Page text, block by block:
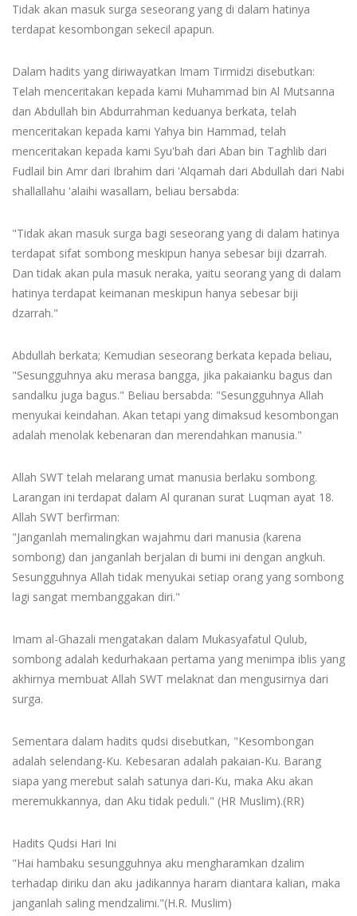
Tidak akan masuk surga seseorang yang di dalam hatinya
terdapat kesombongan sekecil apapun.
Dalam hadits yang diriwayatkan Imam Tirmidzi disebutkan:
Telah menceritakan kepada kami Muhammad bin Al Mutsanna
dan Abdullah bin Abdurrahman keduanya berkata, telah
menceritakan kepada kami Yahya bin Hammad, telah
menceritakan kepada kami Syu'bah dari Aban bin Taghlib dari
Fudlail bin Amr dari Ibrahim dari 'Alqamah dari Abdullah dari Nabi
shallallahu 'alaihi wasallam, beliau bersabda:
"Tidak akan masuk surga bagi seseorang yang di dalam hatinya
terdapat sifat sombong meskipun hanya sebesar biji dzarrah.
Dan tidak akan pula masuk neraka, yaitu seorang yang di dalam
hatinya terdapat keimanan meskipun hanya sebesar biji
dzarrah."
Abdullah berkata; Kemudian seseorang berkata kepada beliau,
"Sesungguhnya aku merasa bangga, jika pakaianku bagus dan
sandalku juga bagus." Beliau bersabda: "Sesungguhnya Allah
menyukai keindahan. Akan tetapi yang dimaksud kesombongan
adalah menolak kebenaran dan merendahkan manusia."
Allah SWT telah melarang umat manusia berlaku sombong.
Larangan ini terdapat dalam Al quranan surat Luqman ayat 18.
Allah SWT berfirman:
"Janganlah memalingkan wajahmu dari manusia (karena
sombong) dan janganlah berjalan di bumi ini dengan angkuh.
Sesungguhnya Allah tidak menyukai setiap orang yang sombong
lagi sangat membanggakan diri."
Imam al-Ghazali mengatakan dalam Mukasyafatul Qulub,
sombong adalah kedurhakaan pertama yang menimpa iblis yang
akhirnya membuat Allah SWT melaknat dan mengusirnya dari
surga.
Sementara dalam hadits qudsi disebutkan, "Kesombongan
adalah selendang-Ku. Kebesaran adalah pakaian-Ku. Barang
siapa yang merebut salah satunya dari-Ku, maka Aku akan
meremukkannya, dan Aku tidak peduli." (HR Muslim).(RR)
Hadits Qudsi Hari Ini
"Hai hambaku sesungguhnya aku mengharamkan dzalim
terhadap diriku dan aku jadikannya haram diantara kalian, maka
janganlah saling mendzalimi."(H.R. Muslim)